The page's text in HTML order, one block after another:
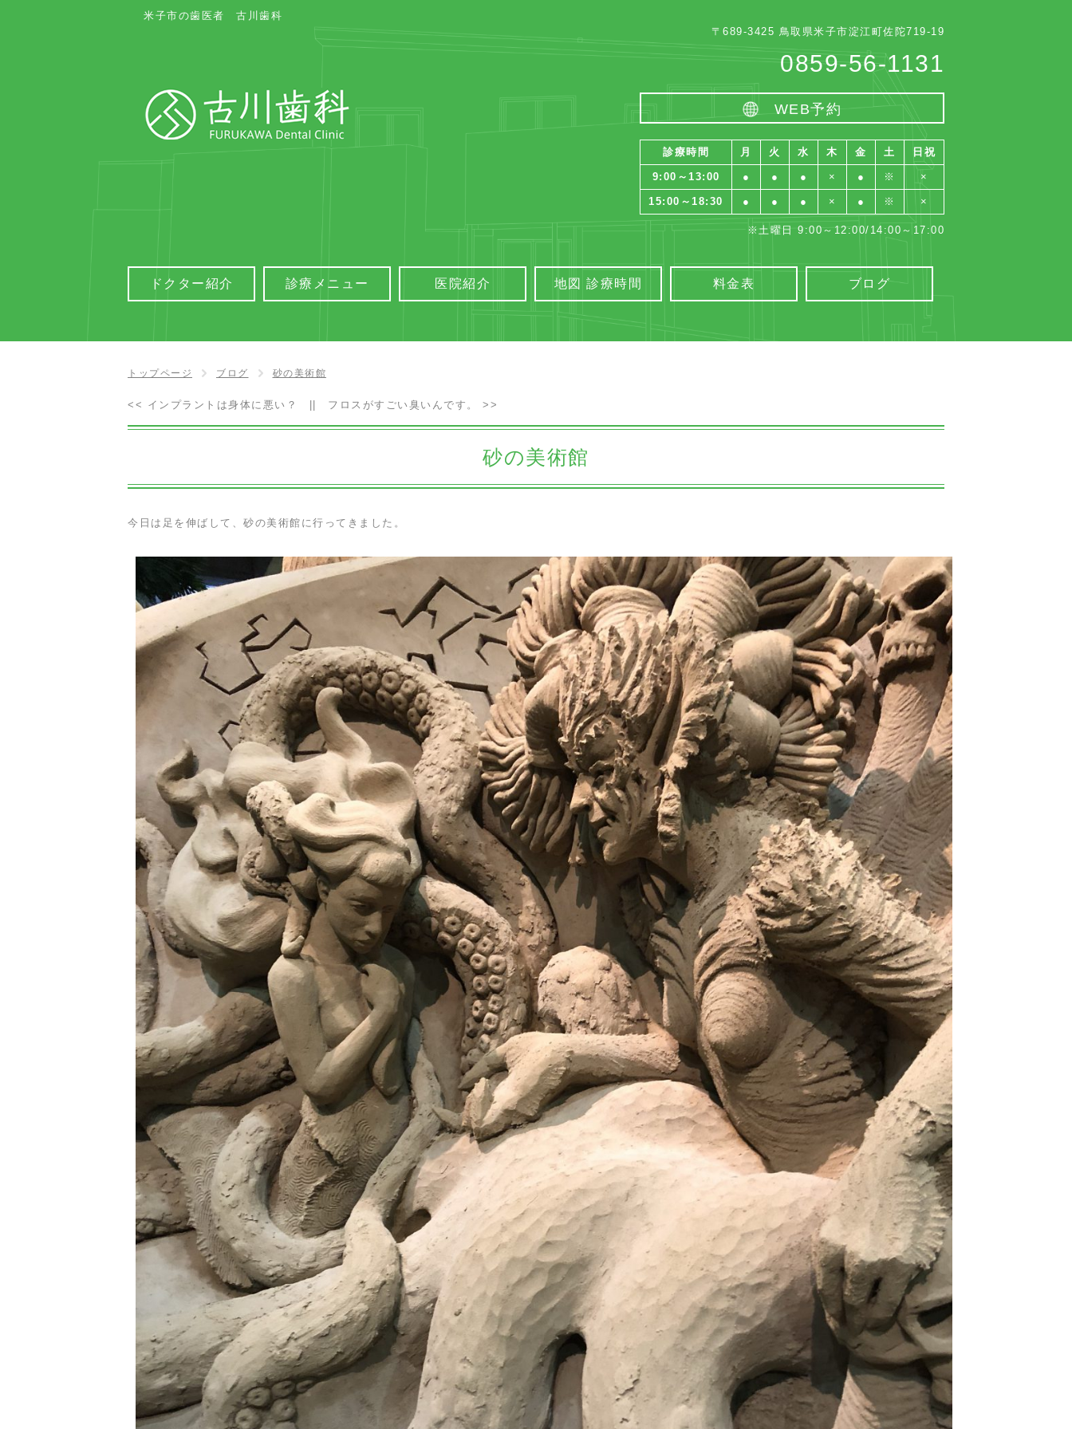
米子市の歯医者 古川歯科
〒689-3425 鳥取県米子市淀江町佐陀719-19
0859-56-1131
WEB予約
診療時間 月 火 水 木 金 土 日祝
9:00～13:00 ● ● ● × ● ※ ×
15:00～18:30 ● ● ● × ● ※ ×
※土曜日 9:00～12:00/14:00～17:00
ドクター紹介 診療メニュー 医院紹介 地図 診療時間 料金表 ブログ
トップページ ブログ 砂の美術館
<< インプラントは身体に悪い？ フロスがすごい臭いんです。 >>
砂の美術館
今日は足を伸ばして、砂の美術館に行ってきました。